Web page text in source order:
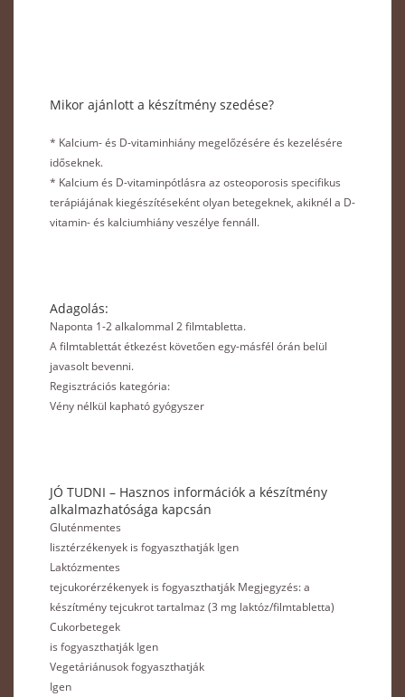
Mikor ajánlott a készítmény szedése?
* Kalcium- és D-vitaminhiány megelőzésére és kezelésére
időseknek.
* Kalcium és D-vitaminpótlásra az osteoporosis specifikus
terápiájának kiegészítéseként olyan betegeknek, akiknél a D-
vitamin- és kalciumhiány veszélye fennáll.
Adagolás:
Naponta 1-2 alkalommal 2 filmtabletta.
A filmtablettát étkezést követően egy-másfél órán belül
javasolt bevenni.
Regisztrációs kategória:
Vény nélkül kapható gyógyszer
JÓ TUDNI – Hasznos információk a készítmény
alkalmazhatósága kapcsán
Gluténmentes
lisztérzékenyek is fogyaszthatják Igen
Laktózmentes
tejcukorérzékenyek is fogyaszthatják Megjegyzés: a
készítmény tejcukrot tartalmaz (3 mg laktóz/filmtabletta)
Cukorbetegek
is fogyaszthatják Igen
Vegetáriánusok fogyaszthatják
Igen